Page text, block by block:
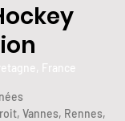
France
Vannes, Rennes,